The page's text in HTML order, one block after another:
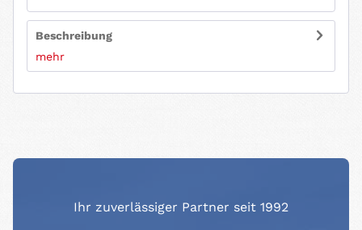
Beschreibung
mehr
Ihr zuverlässiger Partner seit 1992